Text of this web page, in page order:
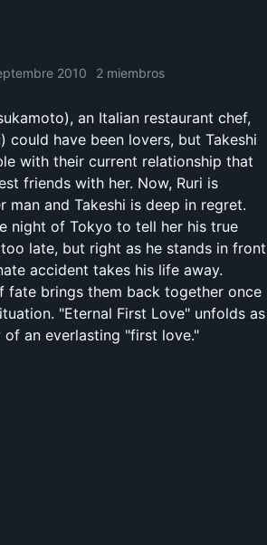
2010 2 miembros
an Italian restaurant chef,
could have been lovers, but Takeshi
with their current relationship that
friends with her. Now, Ruri is
man and Takeshi is deep in regret.
night of Tokyo to tell her his true
late, but right as he stands in front
accident takes his life away.
fate brings them back together once
"Eternal First Love" unfolds as
an everlasting "first love."